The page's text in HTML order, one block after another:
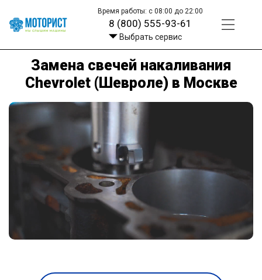
Время работы: с 08:00 до 22:00
8 (800) 555-93-61
Выбрать сервис
Замена свечей накаливания
Chevrolet (Шевроле) в Москве